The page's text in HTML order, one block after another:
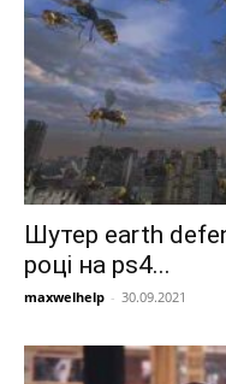
Шутер earth
році на ps4...
maxwelhelp - 30.09.2021